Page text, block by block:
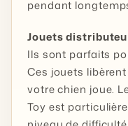
pendant
Jouets
Ils sont parfaits
Ces jouets
votre chien joue.
Toy est